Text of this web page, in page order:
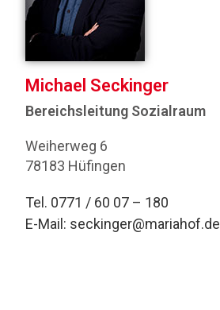
Michael Seckinger
Bereichsleitung Sozialraum
Weiherweg 6
78183 Hüfingen
Tel. 0771 / 60 07 – 180
E-Mail: seckinger@mariahof.de